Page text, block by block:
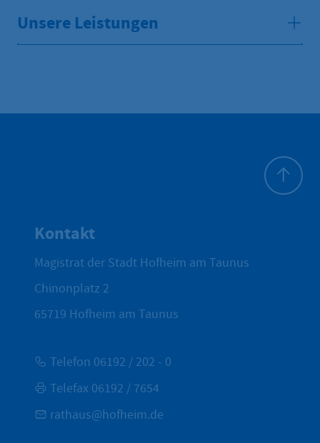
Unsere Leistungen
Kontakt
Magistrat der Stadt Hofheim am Taunus
Chinonplatz 2
65719 Hofheim am Taunus
Telefon 06192 / 202 - 0
Telefax 06192 / 7654
rathaus@hofheim.de